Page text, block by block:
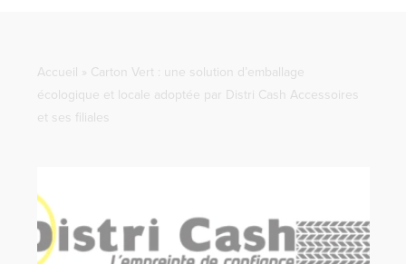
Accueil
Carton Vert : une solution d’emballage
écologique et locale adoptée par Distri Cash Accessoires
et ses filiales